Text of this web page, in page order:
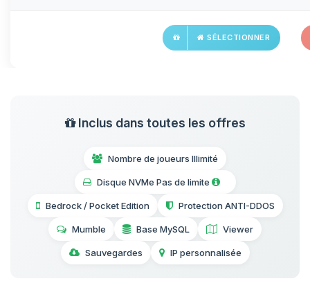
SÉLECTIONNER
Inclus dans toutes les offres
Nombre de joueurs Illimité
Disque NVMe Pas de limite
Bedrock / Pocket Edition Protection ANTI-DDOS
Mumble Base MySQL Viewer
Sauvegardes IP personnalisée